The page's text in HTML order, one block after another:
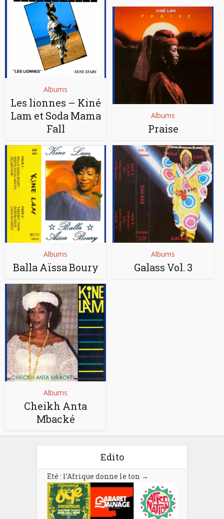
Albums
Les lionnes – Kiné
Lam et Soda Mama
Fall
Albums
Praise
Albums
Balla Aïssa Boury
Albums
Galass Vol. 3
Albums
Cheikh Anta
Mbacké
Edito
Eté : l’Afrique donne le ton →